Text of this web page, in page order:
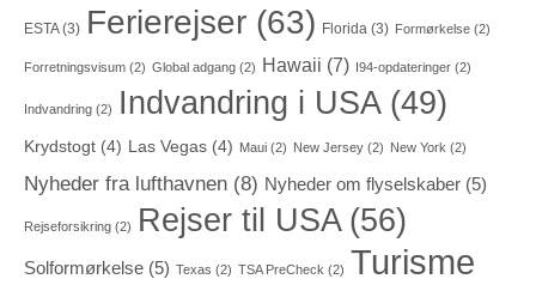
ESTA(3) Ferierejser (63) Florida (3) Formørkelse (2)
Forretningsvisum (2) Global adgang (2) Hawaii (7) I94-opdateringer (2)
Indvandring (2) Indvandring i USA(49)
Krydstogt (4) Las Vegas (4) Maui (2) New Jersey (2) New York (2)
Nyheder fra lufthavnen (8) Nyheder om flyselskaber (5)
Rejseforsikring (2) Rejser til USA(56)
Solformørkelse (5) Texas (2) TSA PreCheck (2) Turisme